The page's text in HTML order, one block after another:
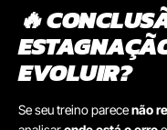
🔥
EVOLUIR?
Se seu treino parecenão